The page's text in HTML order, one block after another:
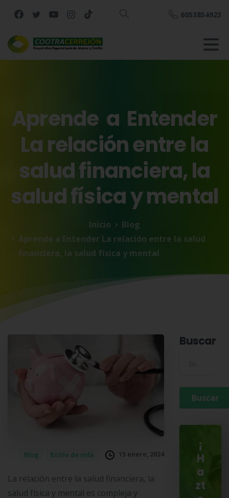
Buscar
6053854923
Aprende a Entender
Larelaciónentrela
saludfinanciera,la
saludfísicaymental
Inicio
Blog
Aprende a Entender La relación entre la salud
financiera, la salud física y mental
Blog Estilo de vida 15 enero, 2024
La relación entre la salud financiera, la
salud física y mental es compleja y
Buscar
¡
H
a
zt